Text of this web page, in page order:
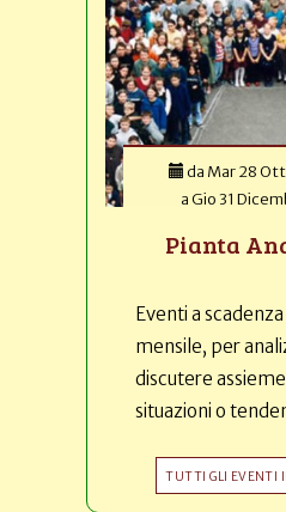
da Mar 28
aGio 31
Pianta
Eventi a
mensile, per
discutere
situazioni o
TUTTI GLI EVENTI